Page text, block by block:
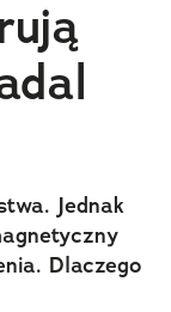
Jednak
Dlaczego